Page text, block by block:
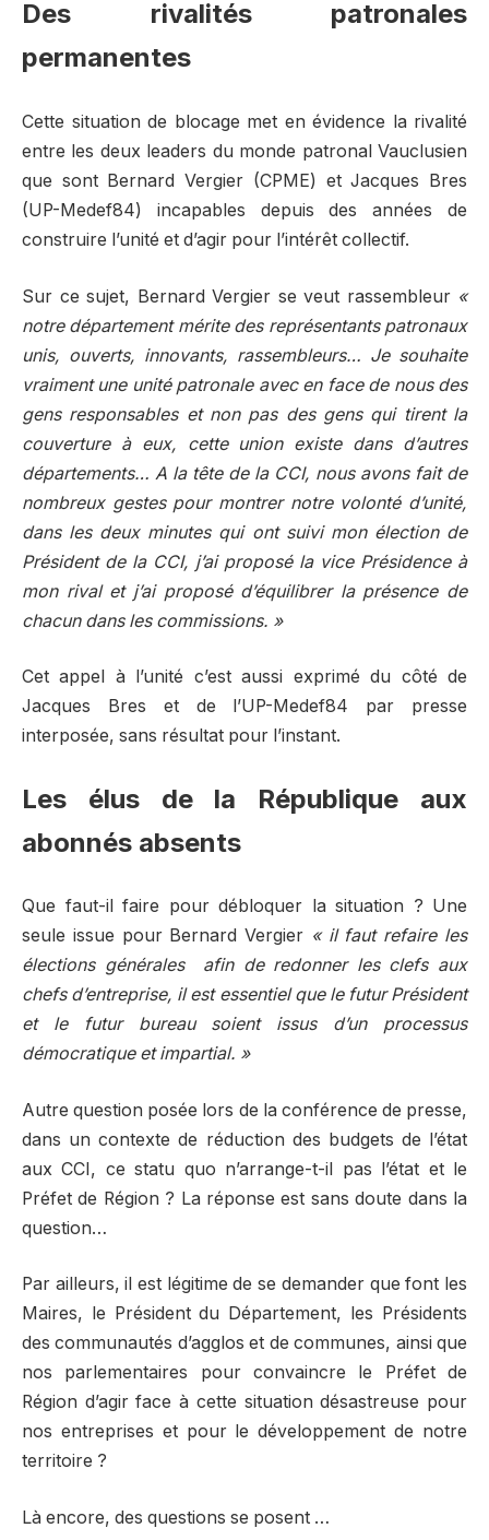
Des rivalités patronales
permanentes
Cette situation de blocage met en évidence la rivalité
entre les deux leaders du monde patronal Vauclusien
que sont Bernard Vergier (CPME) et Jacques Bres
(UP-Medef84) incapables depuis des années de
construire l’unité et d’agir pour l’intérêt collectif.
Sur ce sujet, Bernard Vergier se veut rassembleur «
notre département mérite des représentants patronaux
unis, ouverts, innovants, rassembleurs… Je souhaite
vraiment une unité patronale avec en face de nous des
gens responsables et non pas des gens qui tirent la
couverture à eux, cette union existe dans d’autres
départements… A la tête de la CCI, nous avons fait de
nombreux gestes pour montrer notre volonté d’unité,
dans les deux minutes qui ont suivi mon élection de
Président de la CCI, j’ai proposé la vice Présidence à
mon rival et j’ai proposé d’équilibrer la présence de
chacun dans les commissions. »
Cet appel à l’unité c’est aussi exprimé du côté de
Jacques Bres et de l’UP-Medef84 par presse
interposée, sans résultat pour l’instant.
Les élus de la République aux
abonnés absents
Que faut-il faire pour débloquer la situation ? Une
seule issue pour Bernard Vergier « il faut refaire les
élections générales afin de redonner les clefs aux
chefs d’entreprise, il est essentiel que le futur Président
et le futur bureau soient issus d’un processus
démocratique et impartial. »
Autre question posée lors de la conférence de presse,
dans un contexte de réduction des budgets de l’état
aux CCI, ce statu quo n’arrange-t-il pas l’état et le
Préfet de Région ? La réponse est sans doute dans la
question…
Par ailleurs, il est légitime de se demander que font les
Maires, le Président du Département, les Présidents
des communautés d’agglos et de communes, ainsi que
nos parlementaires pour convaincre le Préfet de
Région d’agir face à cette situation désastreuse pour
nos entreprises et pour le développement de notre
territoire ?
Là encore, des questions se posent …